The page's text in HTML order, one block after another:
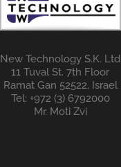
New Technology S.K. Ltd
11 Tuval St. 7th Floor
Ramat Gan 52522, Israel
Tel: +972 (3) 6792000
Mr. Moti Zvi